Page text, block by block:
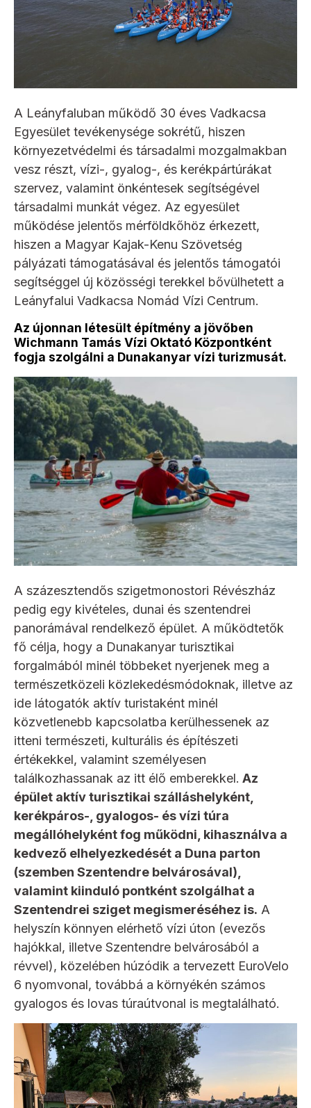
A Leányfaluban működő 30 éves Vadkacsa
Egyesület tevékenysége sokrétű, hiszen
környezetvédelmi és társadalmi mozgalmakban
vesz részt, vízi-, gyalog-, és kerékpártúrákat
szervez, valamint önkéntesek segítségével
társadalmi munkát végez. Az egyesület
működése jelentős mérföldkőhöz érkezett,
hiszen a Magyar Kajak-Kenu Szövetség
pályázati támogatásával és jelentős támogatói
segítséggel új közösségi terekkel bővülhetett a
Leányfalui Vadkacsa Nomád Vízi Centrum.
Az újonnan létesült építmény a jövőben
Wichmann Tamás Vízi Oktató Központként
fogja szolgálni a Dunakanyar vízi turizmusát.
A százesztendős szigetmonostori Révészház
pedig egy kivételes, dunai és szentendrei
panorámával rendelkező épület. A működtetők
fő célja, hogy a Dunakanyar turisztikai
forgalmából minél többeket nyerjenek meg a
természetközeli közlekedésmódoknak, illetve az
ide látogatók aktív turistaként minél
közvetlenebb kapcsolatba kerülhessenek az
itteni természeti, kulturális és építészeti
értékekkel, valamint személyesen
találkozhassanak az itt élő emberekkel. Az
épület aktív turisztikai szálláshelyként,
kerékpáros-, gyalogos- és vízi túra
megállóhelyként fog működni, kihasználva a
kedvező elhelyezkedését a Duna parton
(szemben Szentendre belvárosával),
valamint kiinduló pontként szolgálhat a
Szentendrei sziget megismeréséhez is. A
helyszín könnyen elérhető vízi úton (evezős
hajókkal, illetve Szentendre belvárosából a
révvel), közelében húzódik a tervezett EuroVelo
6 nyomvonal, továbbá a környékén számos
gyalogos és lovas túraútvonal is megtalálható.